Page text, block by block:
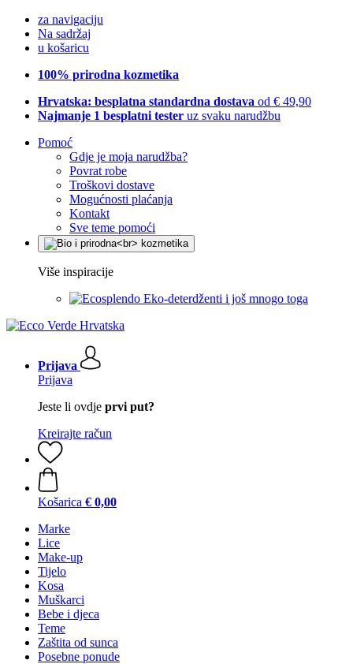
za navigaciju
Na sadržaj
u košaricu
100% prirodna kozmetika
Hrvatska: besplatna standardna dostava od € 49,90
Najmanje 1 besplatni tester uz svaku narudžbu
Pomoć
Gdje je moja narudžba?
Povrat robe
Troškovi dostave
Mogućnosti plaćanja
Kontakt
Sve teme pomoći
Više inspiracije
Eko-deterdženti i još mnogo toga
Prijava
Prijava
Jeste li ovdje prvi put?
Kreirajte račun
Košarica € 0,00
Marke
Lice
Make-up
Tijelo
Kosa
Muškarci
Bebe i djeca
Teme
Zaštita od sunca
Posebne ponude